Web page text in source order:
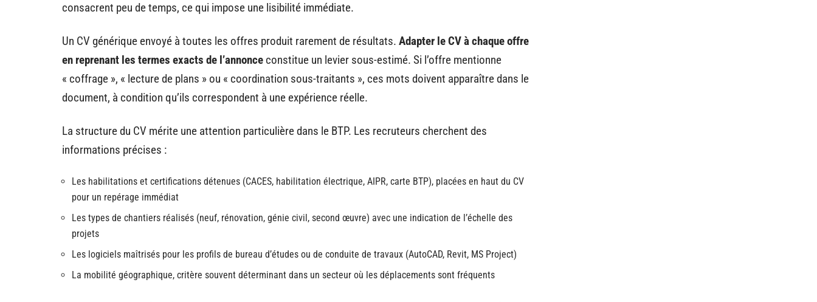
consacrent peu de temps, ce qui impose une lisibilité immédiate.
Un CV générique envoyé à toutes les offres produit rarement de résultats. Adapter le CV à chaque offre
en reprenant les termes exacts de l’annonce constitue un levier sous-estimé. Si l’offre mentionne
« coffrage », « lecture de plans » ou « coordination sous-traitants », ces mots doivent apparaître dans le
document, à condition qu’ils correspondent à une expérience réelle.
La structure du CV mérite une attention particulière dans le BTP. Les recruteurs cherchent des
informations précises :
Les habilitations et certifications détenues (CACES, habilitation électrique, AIPR, carte BTP), placées en haut du CV
pour un repérage immédiat
Les types de chantiers réalisés (neuf, rénovation, génie civil, second œuvre) avec une indication de l’échelle des
projets
Les logiciels maîtrisés pour les profils de bureau d’études ou de conduite de travaux (AutoCAD, Revit, MS Project)
La mobilité géographique, critère souvent déterminant dans un secteur où les déplacements sont fréquents